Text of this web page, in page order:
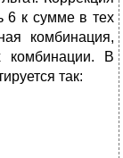
6 к сумме в тех
комбинация,
комбинации. В
так: